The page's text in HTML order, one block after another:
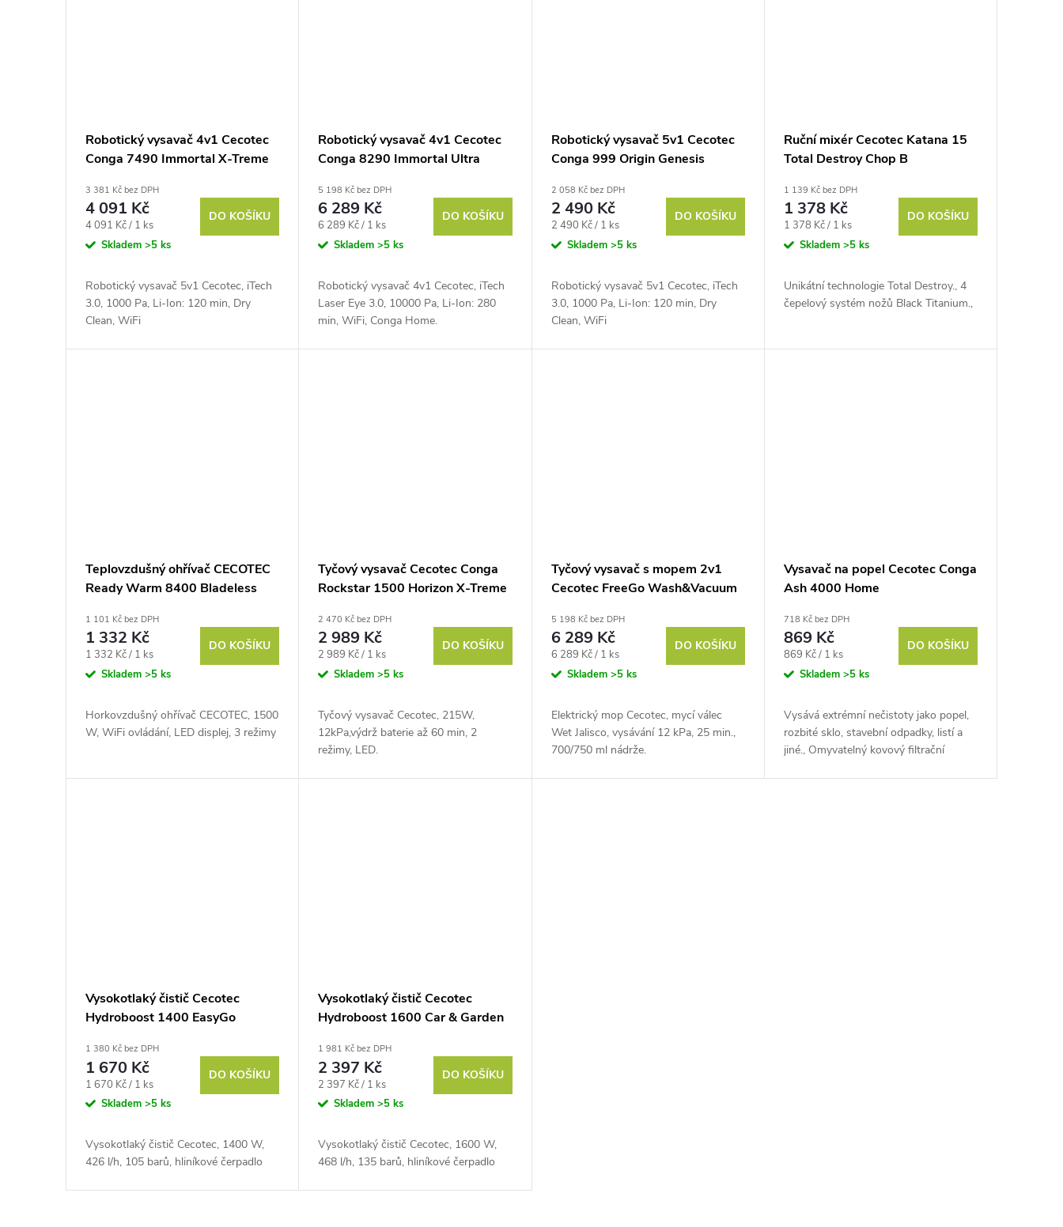
Robotický vysavač 4v1 Cecotec
Conga 7490 Immortal X-Treme
3 381 Kč bez DPH
4 091 Kč
Měrná
cena:
4 091 Kč / 1 ks
Skladem >5 ks
DO KOŠÍKU
Robotický vysavač 5v1 Cecotec, iTech
3.0, 1000 Pa, Li-Ion: 120 min, Dry
Clean, WiFi
Robotický vysavač 4v1 Cecotec
Conga 8290 Immortal Ultra
5 198 Kč bez DPH
6 289 Kč
Měrná
cena:
6 289 Kč / 1 ks
Skladem>5 ks
DO KOŠÍKU
Robotický vysavač 4v1 Cecotec, iTech
Laser Eye 3.0, 10000 Pa, Li-Ion: 280
min, WiFi, Conga Home.
Robotický vysavač 5v1 Cecotec
Conga 999 Origin Genesis
2 058 Kč bez DPH
2 490 Kč
Měrná
cena:
2 490 Kč / 1 ks
Skladem >5 ks
DO KOŠÍKU
Robotický vysavač 5v1 Cecotec, iTech
3.0, 1000 Pa, Li-Ion: 120 min, Dry
Clean, WiFi
Ruční mixér Cecotec Katana 15
Total Destroy Chop B
1 139 Kč bez DPH
1 378 Kč
Měrná
cena:
1 378 Kč / 1 ks
Skladem >5 ks
DO KOŠÍKU
Unikátní technologie Total Destroy., 4
čepelový systém nožů Black Titanium.,
Teplovzdušný ohřívač CECOTEC
Ready Warm 8400 Bladeless
1 101 Kč bez DPH
1 332 Kč
Měrná
cena:
1 332 Kč / 1 ks
Skladem >5 ks
DO KOŠÍKU
Horkovzdušný ohřívač CECOTEC, 1500
W, WiFi ovládání, LED displej, 3 režimy
Tyčový vysavač Cecotec Conga
Rockstar 1500 Horizon X-Treme
2 470 Kč bez DPH
2 989 Kč
Měrná
cena:
2 989 Kč / 1 ks
Skladem>5 ks
DO KOŠÍKU
Tyčový vysavač Cecotec, 215W,
12kPa,výdrž baterie až 60 min, 2
režimy, LED.
Tyčový vysavač s mopem 2v1
Cecotec FreeGo Wash&Vacuum
5 198 Kč bez DPH
6 289 Kč
Měrná
cena:
6 289 Kč / 1 ks
Skladem >5 ks
DO KOŠÍKU
Elektrický mop Cecotec, mycí válec
Wet Jalisco, vysávání 12 kPa, 25 min.,
700/750 ml nádrže.
Vysavač na popel Cecotec Conga
Ash 4000 Home
718 Kč bez DPH
869 Kč
Měrná
cena:
869 Kč / 1 ks
Skladem >5 ks
DO KOŠÍKU
Vysává extrémní nečistoty jako popel,
rozbité sklo, stavební odpadky, listí a
jiné., Omyvatelný kovový filtrační
Vysokotlaký čistič Cecotec
Hydroboost 1400 EasyGo
1 380 Kč bez DPH
1 670 Kč
Měrná
cena:
1 670 Kč / 1 ks
Skladem >5 ks
DO KOŠÍKU
Vysokotlaký čistič Cecotec, 1400 W,
426 l/h, 105 barů, hliníkové čerpadlo
Vysokotlaký čistič Cecotec
Hydroboost 1600 Car & Garden
1 981 Kč bez DPH
2 397 Kč
Měrná
cena:
2 397 Kč / 1 ks
Skladem>5 ks
DO KOŠÍKU
Vysokotlaký čistič Cecotec, 1600 W,
468 l/h, 135 barů, hliníkové čerpadlo